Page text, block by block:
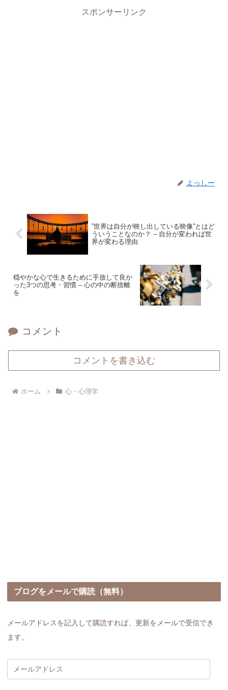
スポンサーリンク
よっしー
”世界は自分が映し出している映像”とはど
ういうことなのか？ – 自分が変われば世
界が変わる理由
穏やかな心で生きるために手放して良か
った3つの思考・習慣 – 心の中の断捨離
を
コメント
コメントを書き込む
ホーム 心・心理学
ブログをメールで購読（無料）
メールアドレスを記入して購読すれば、更新をメールで受信でき
ます。